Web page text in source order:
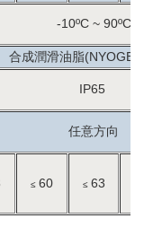
-10ºC ~ 90ºC
合成潤滑油脂(NYOGEL
IP65
任意方向
≤60 ≤63